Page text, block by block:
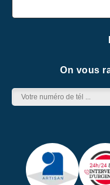
On vous